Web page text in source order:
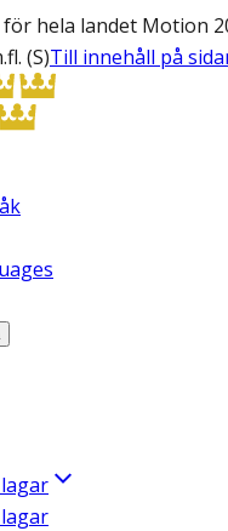
hela landet Motion
(S)Till innehåll på